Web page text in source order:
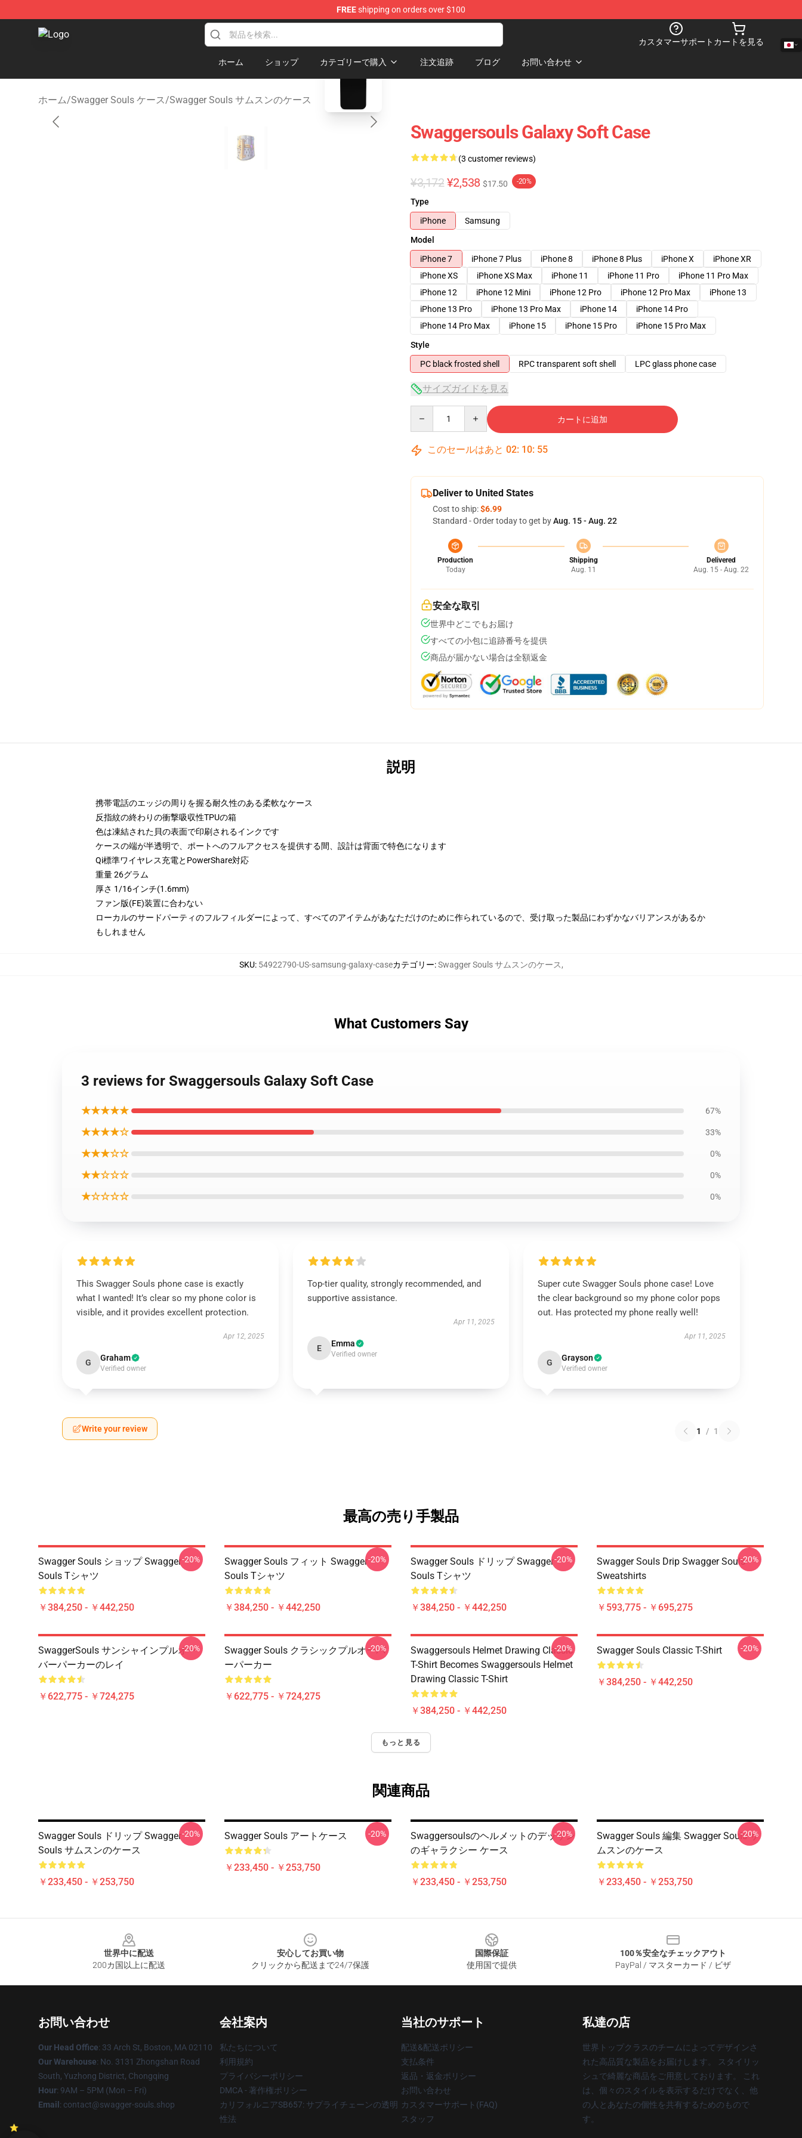
FREEshipping on orders over $100
Swagger Souls Shop - Official Swagger Souls Merchandise Store
カスタマーサポート カートを見る
ホーム ショップ カテゴリーで購入 注文追跡 ブログ お問い合わせ
ホーム/Swagger Souls ケース/Swagger Souls サムスンのケース
blank template
Swaggersouls Galaxy Soft Case
(3 customer reviews)
¥3,172 ¥2,538 $17.50 -20%
Type
iPhone
Samsung
Model
iPhone 7
iPhone 7 Plus iPhone 8 iPhone 8 Plus iPhone X
iPhone XR
iPhone XS
iPhone XS Max iPhone 11 iPhone 11 Pro
iPhone 11 Pro Max
iPhone 12
iPhone 12 Mini iPhone 12 Pro iPhone 12 Pro Max
iPhone 13
iPhone 13 Pro
iPhone 13 Pro Max iPhone 14
iPhone 14 Pro
iPhone 14 Pro Max
iPhone 15 iPhone 15 Pro
iPhone 15 Pro Max
Style
PC black frosted shell
RPC transparent soft shell LPC glass phone case
サイズガイドを見る
カートに追加
このセールはあと 02: 10: 54
Deliver to United States
Cost to ship:$6.99
Standard - Order today to get byAug. 15 - Aug. 22
Production
Today
Shipping
Aug. 11
Delivered
Aug. 15 - Aug. 22
安全な取引
世界中どこでもお届け
すべての小包に追跡番号を提供
商品が届かない場合は全額返金
説明
携帯電話のエッジの周りを握る耐久性のある柔軟なケース
反指紋の終わりの衝撃吸収性TPUの箱
色は凍結された貝の表面で印刷されるインクです
ケースの端が半透明で、ポートへのフルアクセスを提供する間、設計は背面で特色になります
Qi標準ワイヤレス充電とPowerShare対応
重量 26グラム
厚さ 1/16インチ(1.6mm)
ファン版(FE)装置に合わない
ローカルのサードパーティのフルフィルダーによって、すべてのアイテムがあなただけのために作られているので、受け取った製品にわずかなバリアンスがあるか
もしれません
SKU: 54922790-US-samsung-galaxy-caseカテゴリー:Swagger Souls サムスンのケース,
What Customers Say
3 reviews for Swaggersouls Galaxy Soft Case
★★★★★ 67%
★★★★☆ 33%
★★★☆☆ 0%
★★☆☆☆ 0%
★☆☆☆☆ 0%
This Swagger Souls phone case is exactly
what I wanted! It’s clear so my phone color is
visible, and it provides excellent protection.
Apr 12, 2025
G Graham
Verified owner
Top-tier quality, strongly recommended, and
supportive assistance.
Apr 11, 2025
E Emma
Verified owner
Super cute Swagger Souls phone case! Love
the clear background so my phone color pops
out. Has protected my phone really well!
Apr 11, 2025
G Grayson
Verified owner
Write your review 1 / 1
最高の売り手製品
Swagger Souls ショップ Swagger
Souls Tシャツ
￥384,250 - ￥442,250
-20%
Swagger Souls フィット Swagger
Souls Tシャツ
￥384,250 - ￥442,250
-20%
Swagger Souls ドリップ Swagger
Souls Tシャツ
￥384,250 - ￥442,250
-20%
Swagger Souls Drip Swagger Souls
Sweatshirts
￥593,775 - ￥695,275
-20%
SwaggerSouls サンシャインプルオー
バーパーカーのレイ
￥622,775 - ￥724,275
-20%
Swagger Souls クラシックプルオーバ
ーパーカー
￥622,775 - ￥724,275
-20%
Swaggersouls Helmet Drawing Classic
T-Shirt Becomes Swaggersouls Helmet
Drawing Classic T-Shirt
￥384,250 - ￥442,250
-20% Swagger Souls Classic T-Shirt
￥384,250 - ￥442,250
-20%
もっと見る
関連商品
Swagger Souls ドリップ Swagger
Souls サムスンのケース
￥233,450 - ￥253,750
-20% Swagger Souls アートケース
￥233,450 - ￥253,750
-20%
Swaggersoulsのヘルメットのデッサン
のギャラクシー ケース
￥233,450 - ￥253,750
-20%
Swagger Souls 編集 Swagger Souls サ
ムスンのケース
￥233,450 - ￥253,750
-20%
世界中に配送
200カ国以上に配送
安心してお買い物
クリックから配送まで24/7保護
国際保証
使用国で提供
100％安全なチェックアウト
PayPal / マスターカード / ビザ
お問い合わせ
Our Head Office: 33 Arch St, Boston, MA 02110
Our Warehouse: No. 3131 Zhongshan Road
South, Yuzhong District, Chongqing
Hour: 9AM – 5PM (Mon – Fri)
Email : contact@swagger-souls.shop
会社案内
私たちについて
利用規約
プライバシーポリシー
DMCA - 著作権ポリシー
カリフォルニアSB657: サプライチェーンの透明
性法
当社のサポート
配送&配送ポリシー
支払条件
返品・返金ポリシー
お問い合わせ
カスタマーサポート(FAQ)
スタッフ
私達の店
世界トップクラスのチームによってデザインさ
れた高品質な製品をお届けします。 スタイリッ
シュで綺麗な商品をご用意しております。 これ
は、個々のスタイルを表示するだけでなく、他
の人とあなたの個性を共有するためのもので
す。